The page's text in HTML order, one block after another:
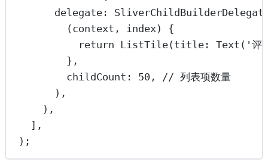
delegate :
(context, index) {
return ListTile(title : Text ( '评
},
childCount : 50 , // 列表项数量
),
),
],
);